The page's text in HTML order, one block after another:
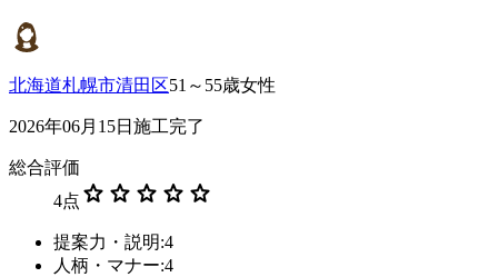
北海道札幌市清田区51～55歳女性
2026年06月15日施工完了
総合評価
4点 star star star star star
提案力・説明:4
人柄・マナー:4